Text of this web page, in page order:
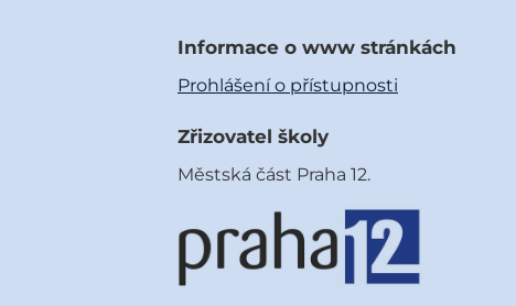
Informace o www stránkách
Prohlášení o přístupnosti
Zřizovatel školy
Městská část Praha 12.